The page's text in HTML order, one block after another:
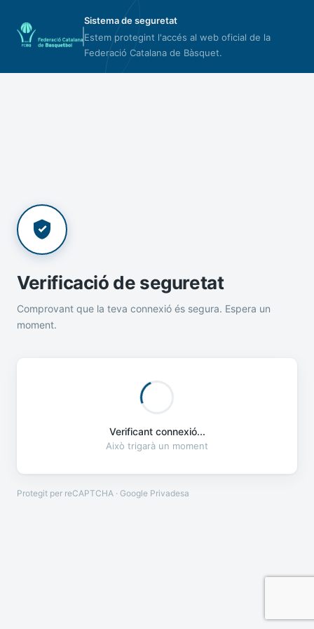
Sistema de seguretat
Estem protegint l'accés al web oficial de la
Federació Catalana de Bàsquet.
Verificació de seguretat
Comprovant que la teva connexió és segura. Espera un
moment.
Verificant connexió...
Això trigarà un moment
Protegit per reCAPTCHA · Google Privadesa